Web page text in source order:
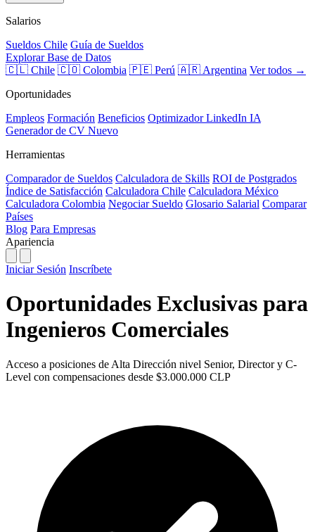
Salarios
Sueldos Chile Guía de Sueldos
Explorar Base de Datos
🇨🇱 Chile 🇨🇴 Colombia 🇵🇪 Perú 🇦🇷 Argentina Ver todos →
Oportunidades
Empleos Formación Beneficios Optimizador LinkedIn IA
Generador de CV Nuevo
Herramientas
Comparador de Sueldos Calculadora de Skills ROI de Postgrados
Índice de Satisfacción Calculadora Chile Calculadora México
Calculadora Colombia Negociar Sueldo Glosario Salarial Comparar
Países
Blog Para Empresas
Apariencia
Iniciar Sesión Inscríbete
Oportunidades Exclusivas para
Ingenieros Comerciales
Acceso a posiciones de Alta Dirección nivel Senior, Director y C-
Level con compensaciones desde $3.000.000 CLP